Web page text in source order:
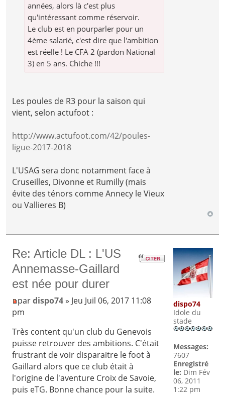
années, alors là c'est plus
qu'intéressant comme réservoir.
Le club est en pourparler pour un
4ème salarié, c'est dire que l'ambition
est réelle ! Le CFA 2 (pardon National
3) en 5 ans. Chiche !!!
Les poules de R3 pour la saison qui
vient, selon actufoot :
http://www.actufoot.com/42/poules-
ligue-2017-2018
L'USAG sera donc notamment face à
Cruseilles, Divonne et Rumilly (mais
évite des ténors comme Annecy le Vieux
ou Vallieres B)
Re: Article DL : L'US
Annemasse-Gaillard
est née pour durer
pardispo74» Jeu Juil 06, 2017 11:08
pm
Très content qu'un club du Genevois
puisse retrouver des ambitions. C'était
frustrant de voir disparaitre le foot à
Gaillard alors que ce club était à
l'origine de l'aventure Croix de Savoie,
puis eTG. Bonne chance pour la suite.
dispo74
Idole du
stade
Messages:
7607
Enregistré
le: Dim Fév
06, 2011
1:22 pm